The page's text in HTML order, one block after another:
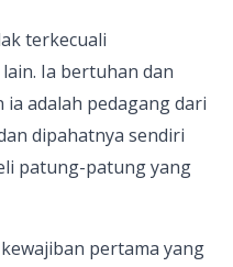
terkecuali
Ia bertuhan dan
adalah pedagang dari
dipahatnya sendiri
patung-patung yang
pertama yang